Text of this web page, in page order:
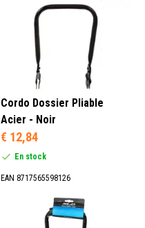
Cordo Dossier Pliable
Acier - Noir
€ 12,84
En stock
EAN 8717565598126